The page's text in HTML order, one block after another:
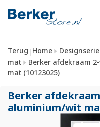
Terug | Home
mat
Berker afdekraam
mat (10123025)
Berker
aluminium/wit